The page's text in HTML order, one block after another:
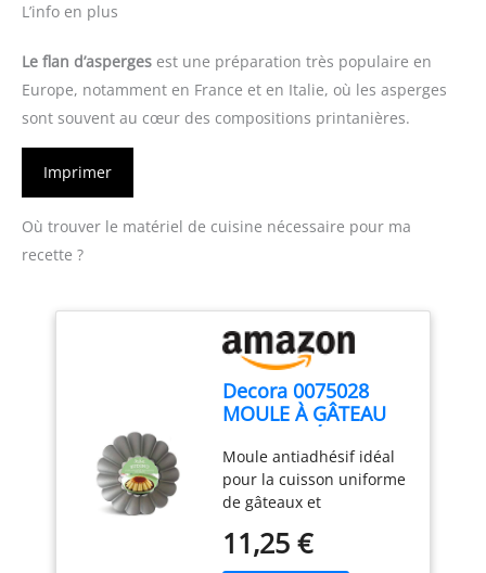
L’info en plus
Le flan d’asperges est une préparation très populaire en
Europe, notamment en France et en Italie, où les asperges
sont souvent au cœur des compositions printanières.
Imprimer
Où trouver le matériel de cuisine nécessaire pour ma
recette ?
Decora 0075028
MOULE À GÂTEAU
Ø 20 X H 7 CM, Gris
Moule antiadhésif idéal
pour la cuisson uniforme
de gâteaux et
forme de citrouille.
11,25 €